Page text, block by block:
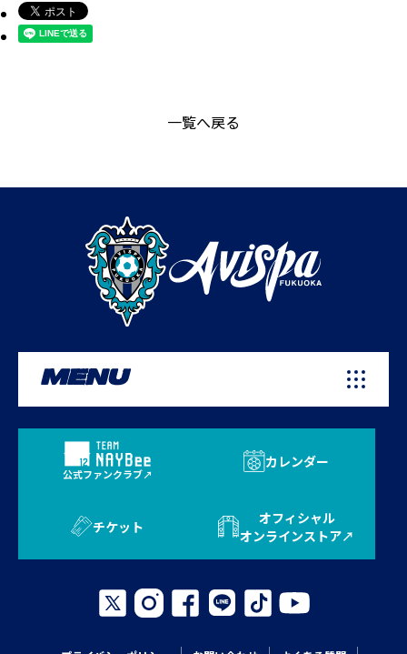
一覧へ戻る
MENU
公式ファンクラブ
カレンダー
チケット
オフィシャル
オンラインストア